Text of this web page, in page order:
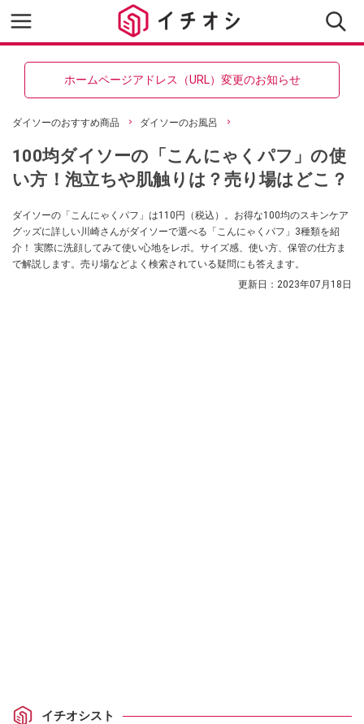
ホームページアドレス（URL）変更のお知らせ
ダイソーのおすすめ商品 ダイソーのお風呂
100均ダイソーの「こんにゃくパフ」の使
い方！泡立ちや肌触りは？売り場はどこ？
ダイソーの「こんにゃくパフ」は110円（税込）。お得な100均のスキンケア
グッズに詳しい川崎さんがダイソーで選べる「こんにゃくパフ」3種類を紹
介！ 実際に洗顔してみて使い心地をレポ。サイズ感、使い方、保管の仕方ま
で解説します。売り場などよく検索されている疑問にも答えます。
更新日： 2023年07月18日
イチオシスト